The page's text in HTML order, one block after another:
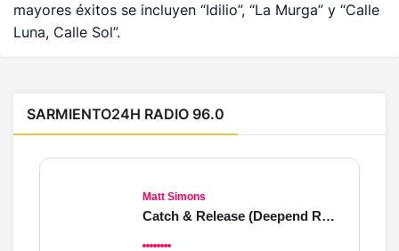
mayores éxitos se incluyen “Idilio”, “La Murga” y “Calle
Luna, Calle Sol”.
SARMIENTO24H RADIO 96.0
Matt Simons
Catch & Release (Deepend Remix)